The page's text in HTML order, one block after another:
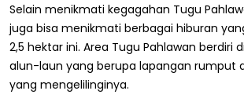
Selain menikmati kegagahan Tugu
juga bisa menikmati berbagai hiburan
2,5 hektar ini. Area Tugu Pahlawan berdiri
alun-laun yang berupa lapangan rumput
yang mengelilinginya.